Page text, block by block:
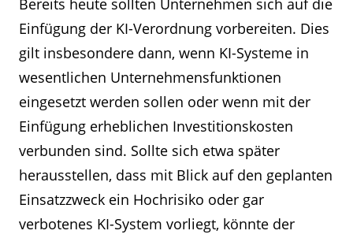
Bereits heute sollten Unternehmen sich auf die
Einfügung der KI-Verordnung vorbereiten. Dies
gilt insbesondere dann, wenn KI-Systeme in
wesentlichen Unternehmensfunktionen
eingesetzt werden sollen oder wenn mit der
Einfügung erheblichen Investitionskosten
verbunden sind. Sollte sich etwa später
herausstellen, dass mit Blick auf den geplanten
Einsatzzweck ein Hochrisiko oder gar
verbotenes KI-System vorliegt, könnte der